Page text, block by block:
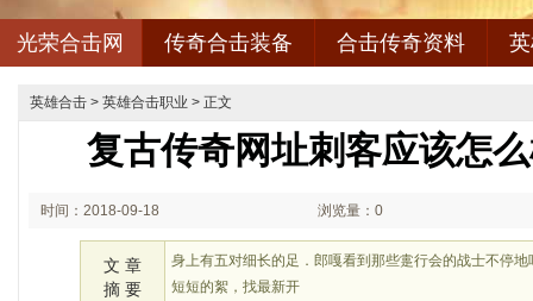
光荣合击网 传奇合击装备 合击传奇资料
英雄合击 > 英雄合击职业 > 正文
复古传奇网址刺客应该怎
时间：2018-09-18 浏览量：0
文 章
摘 要
身上有五对细长的足．郎嘎看到那些疐行会的战士不停
短短的絮，找最新开